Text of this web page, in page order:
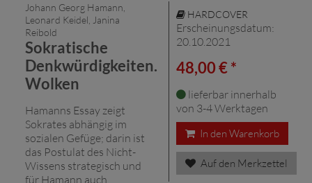
Johann Georg Hamann,
Leonard Keidel, Janina
Reibold
Sokratische
Denkwürdigkeiten.
Wolken
Hamanns Essay zeigt
Sokrates abhängig im
sozialen Gefüge; darin ist
das Postulat des Nicht­
Wissens strategisch und
für Hamann auch
HARDCOVER
Erscheinungsdatum:
20.10.2021
48,00 € *
lieferbar innerhalb
von 3-4 Werktagen
In den Warenkorb
Auf den Merkzettel